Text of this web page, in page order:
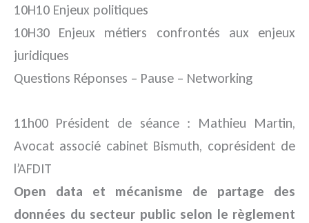
10H10 Enjeux politiques
10H30 Enjeux métiers confrontés aux enjeux
juridiques
Questions Réponses – Pause – Networking
11h00 Président de séance : Mathieu Martin,
Avocat associé cabinet Bismuth, coprésident de
l’AFDIT
Open data et mécanisme de partage des
données du secteur public selon le règlement